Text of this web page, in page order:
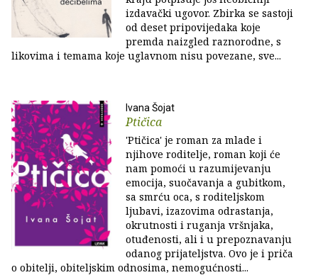
izdavački ugovor. Zbirka se sastoji
od deset pripovijedaka koje
premda naizgled raznorodne, s
likovima i temama koje uglavnom nisu povezane, sve...
Ivana Šojat
Ptičica
'Ptičica' je roman za mlade i
njihove roditelje, roman koji će
nam pomoći u razumijevanju
emocija, suočavanja a gubitkom,
sa smrću oca, s roditeljskom
ljubavi, izazovima odrastanja,
okrutnosti i ruganja vršnjaka,
otuđenosti, ali i u prepoznavanju
odanog prijateljstva. Ovo je i priča
o obitelji, obiteljskim odnosima, nemogućnosti...